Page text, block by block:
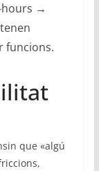
hours →
funcions.
que «algú